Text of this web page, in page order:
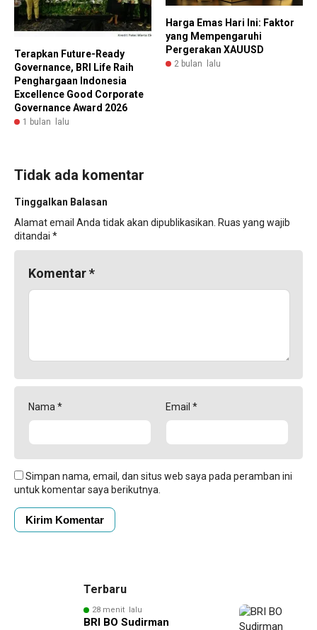
Terapkan Future-Ready
Governance, BRI Life Raih
Penghargaan Indonesia
Excellence Good Corporate
Governance Award 2026
1 bulan lalu
Harga Emas Hari Ini: Faktor
yang Mempengaruhi
Pergerakan XAUUSD
2 bulan lalu
Tidak ada komentar
Tinggalkan Balasan
Alamat email Anda tidak akan dipublikasikan. Ruas yang wajib
ditandai *
Komentar*
Nama* Email *
Simpan nama, email, dan situs web saya pada peramban ini
untuk komentar saya berikutnya.
Terbaru
28 menit lalu
BRI BO Sudirman